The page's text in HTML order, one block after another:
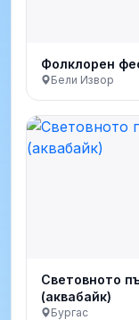
Фолклорен
Бели Извор
Световното
(аквабайк)
Бургас